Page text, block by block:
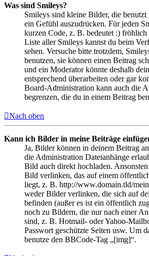
Was sind Smileys?
Smileys sind kleine Bilder, die
ein Gefühl auszudrücken. Für jeden
kurzen Code, z. B. bedeutet :)
Liste aller Smileys kannst du beim
sehen. Versuche bitte trotzdem,
benutzen, sie können einen Beitrag
und ein Moderator könnte deshalb
entsprechend überarbeiten oder gar
Board-Administration kann auch die
begrenzen, die du in einem Beitrag
Nach oben
Kann ich Bilder in meine Beiträge
Ja, Bilder können in deinem Beitrag
die Administration Dateianhänge
Bild auch direkt hochladen.
Bild verlinken, das auf einem
liegt, z. B. http://www.domain.tld/
weder Bilder verlinken, die sich auf
befinden (außer es ist ein öffentlich
noch zu Bildern, die nur nach einer
sind, z. B. Hotmail- oder Yahoo-
Passwort geschützte Seiten usw. Um
benutze den BBCode-Tag „[img]“.